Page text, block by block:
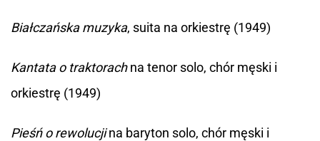
Białczańska muzyka, suita na orkiestrę (1949)
Kantata o traktorachna tenor solo, chór męski i
orkiestrę (1949)
Pieśń o rewolucjina baryton solo, chór męski i